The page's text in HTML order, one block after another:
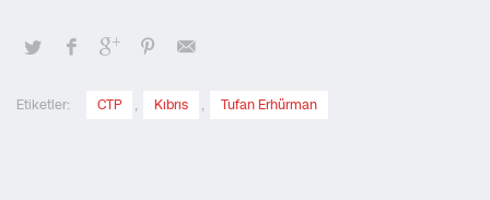
Etiketler: CTP , Kıbrıs , Tufan Erhürman